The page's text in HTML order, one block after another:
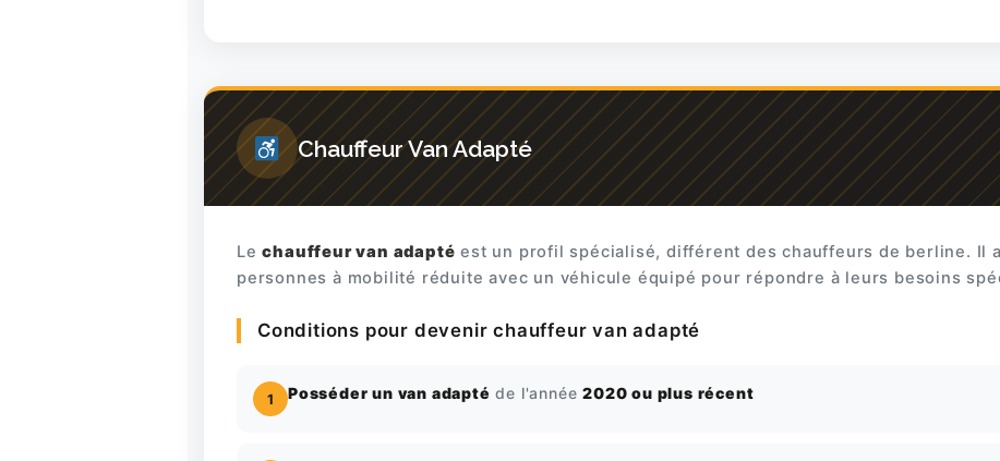
Chauffeur Van Adapté
Lechauffeur van adapté est un profil spécialisé, différent des chauffeurs de berline. Il
personnes à mobilité réduite avec un véhicule équipé pour répondre à leurs besoins
Conditions pour devenir chauffeur van adapté
1 Posséder un van adapté de l'année2020 ou plus récent